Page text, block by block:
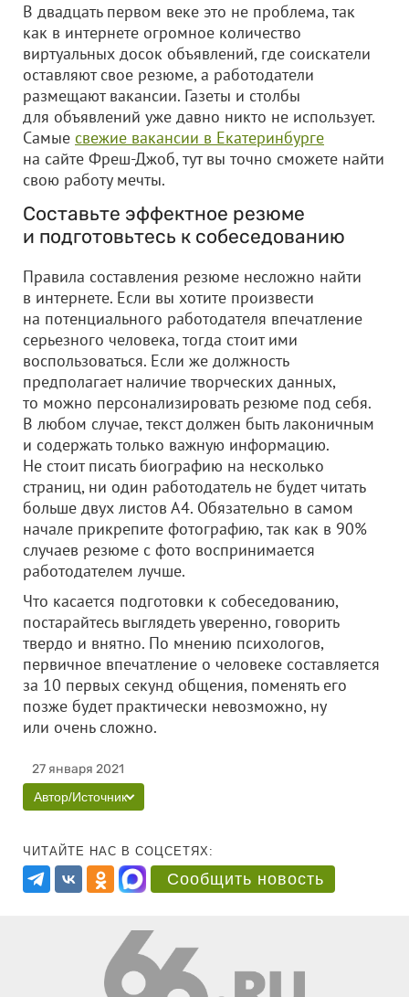
В двадцать первом веке это не проблема, так
как в интернете огромное количество
виртуальных досок объявлений, где соискатели
оставляют свое резюме, а работодатели
размещают вакансии. Газеты и столбы
для объявлений уже давно никто не использует.
Самые свежие вакансии в Екатеринбурге
на сайте Фреш-Джоб, тут вы точно сможете найти
свою работу мечты.
Составьте эффектное резюме
и подготовьтесь к собеседованию
Правила составления резюме несложно найти
в интернете. Если вы хотите произвести
на потенциального работодателя впечатление
серьезного человека, тогда стоит ими
воспользоваться. Если же должность
предполагает наличие творческих данных,
то можно персонализировать резюме под себя.
В любом случае, текст должен быть лаконичным
и содержать только важную информацию.
Не стоит писать биографию на несколько
страниц, ни один работодатель не будет читать
больше двух листов А4. Обязательно в самом
начале прикрепите фотографию, так как в 90%
случаев резюме с фото воспринимается
работодателем лучше.
Что касается подготовки к собеседованию,
постарайтесь выглядеть уверенно, говорить
твердо и внятно. По мнению психологов,
первичное впечатление о человеке составляется
за 10 первых секунд общения, поменять его
позже будет практически невозможно, ну
или очень сложно.
27 января 2021
Автор/Источник
ЧИТАЙТЕ НАС В СОЦСЕТЯХ:
Сообщить новость